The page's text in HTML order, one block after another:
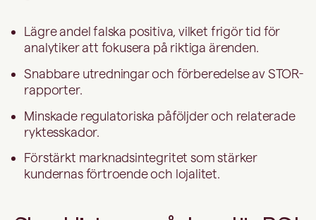
Lägre andel falska positiva, vilket frigör tid för
analytiker att fokusera på riktiga ärenden.
Snabbare utredningar och förberedelse av STOR-
rapporter.
Minskade regulatoriska påföljder och relaterade
ryktesskador.
Förstärkt marknadsintegritet som stärker
kundernas förtroende och lojalitet.